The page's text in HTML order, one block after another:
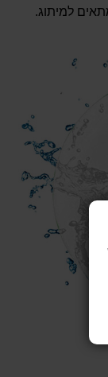
למיתוג.